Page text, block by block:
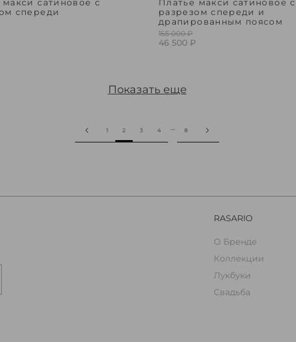
макси сатиновое с
спереди
Платье макси сатиновое с
разрезом спереди и
драпированным поясом
155 000 ₽
46 500 ₽
Показать еще
1 2 3 4 … 8
RASARIO
О Бренде
Коллекции
Лукбуки
Свадьба